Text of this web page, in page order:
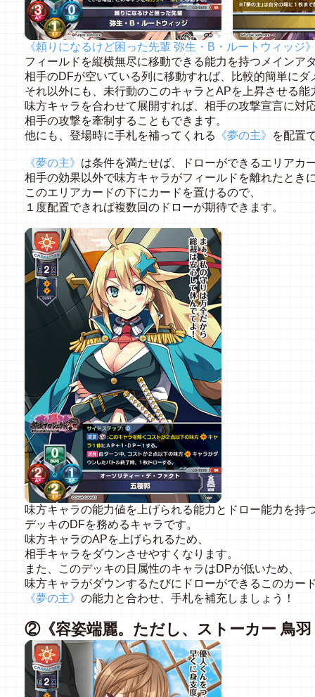
《頼りになるけど困った先輩 弥生・B・ルートウィッジ
フィールドを縦横無尽に移動できる能力を持つメインア
相手のDFが空いている列に移動すれば、比較的簡単に
それ以外にも、未行動のこのキャラとAPを上昇させる能
味方キャラを合わせて展開すれば、相手の攻撃宣言に対
相手の攻撃を牽制することもできます。
他にも、 登場時に手札を補ってくれる 《夢の主》 を配置
《夢の主》 は条件を満たせば、ドローができるエリアカ
相手の効果以外で味方キャラがフィールドを離れたとき
このエリアカードの下にカードを置けるので、
１度配置できれば複数回のドローが期待できます。
味方キャラの能力値を上げられる能力とドロー能力を持
デッキのDFを務めるキャラです。
味方キャラのAPを上げられるため、
相手キャラをダウンさせやすくなります。
また、このデッキの日属性のキャラはDPが低いため、
味方キャラがダウンするたびにドローができるこのカー
《夢の主》 の能力と合わせ、手札を補充しましょう！
②《容姿端麗。ただし、ストーカー 鳥